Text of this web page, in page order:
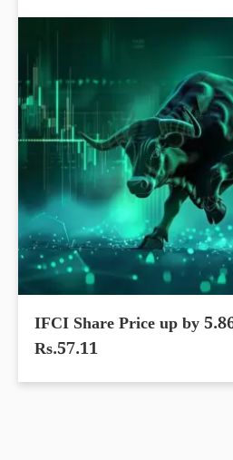
IFCI Share Price up by
Rs.57.11